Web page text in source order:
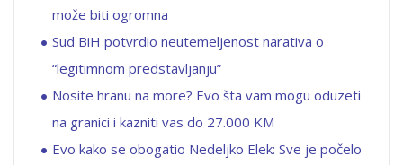
može biti ogromna
Sud BiH potvrdio neutemeljenost narativa o
“legitimnom predstavljanju”
Nosite hranu na more? Evo šta vam mogu oduzeti
na granici i kazniti vas do 27.000 KM
Evo kako se obogatio Nedeljko Elek: Sve je počelo